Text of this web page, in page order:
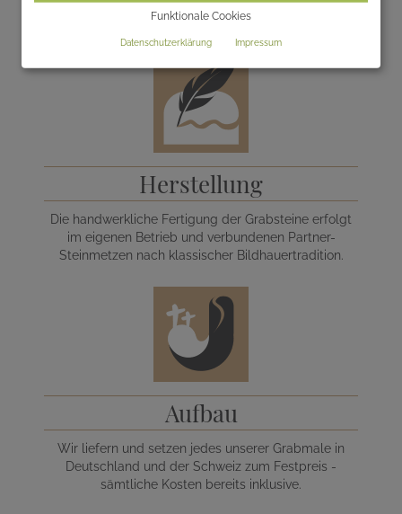
einzigartige Gedenksteine zur individuellen
Herstellung
Die handwerkliche Fertigung der Grabsteine erfolgt
im eigenen Betrieb und verbundenen Partner-
Steinmetzen nach klassischer Bildhauertradition.
Aufbau
Wir liefern und setzen jedes unserer Grabmale in
Deutschland und der Schweiz zum Festpreis -
sämtliche Kosten bereits inklusive.
Funktionale Cookies
Datenschutzerklärung Impressum